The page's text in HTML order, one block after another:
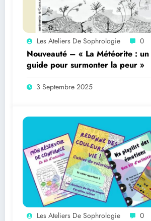
Les Ateliers De Sophrologie 0
Nouveauté – « La Météorite :
guide pour surmonter la peur »
3 Septembre 2025
Les Ateliers De Sophrologie 0